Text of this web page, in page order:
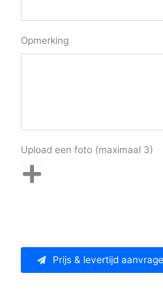
Opmerking
Upload een foto (maximaal 3)
Prijs & levertijd